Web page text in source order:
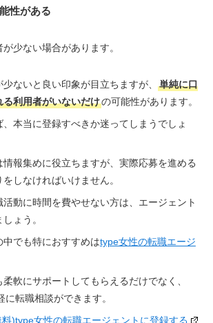
性がある
少ない場合があります。
ないと良い印象が目立ちますが、
単純に口
利用者がいないだけの可能性があります。
本当に登録すべきか迷ってしまうでしょ
報集めに役立ちますが、実際応募を進める
しなければいけません。
動に時間を費やせない方は、エージェント
ょう。
でも特におすすめはtype女性の転職エージ
軟にサポートしてもらえるだけでなく、
転職相談ができます。
)type女性の転職エージェントに登録する